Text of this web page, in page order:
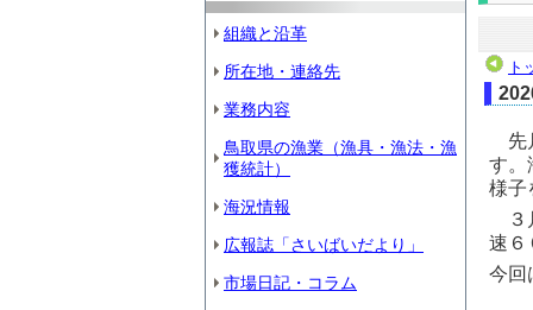
組織と沿革
所在地・連絡先
業務内容
鳥取県の漁業（漁具・漁法・漁
獲統計）
海況情報
広報誌「さいばいだより」
市場日記・コラム
ト
先
す。
様子
３
速６
今回